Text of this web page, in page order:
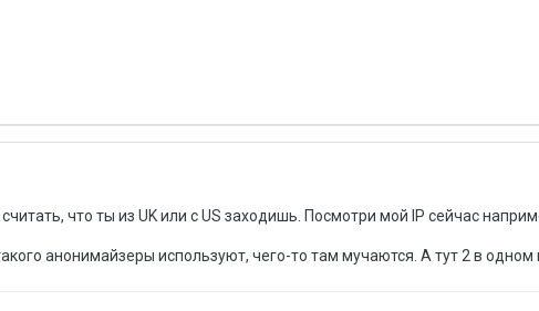
что ты из UK или с US заходишь. Посмотри мой IP сейчас
анонимайзеры используют, чего-то там мучаются. А тут 2 в одном